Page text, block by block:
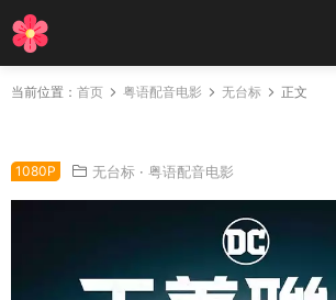
当前位置： 首页 粤语配音电影 无台标 正文
1080P 无台标 · 粤语配音电影